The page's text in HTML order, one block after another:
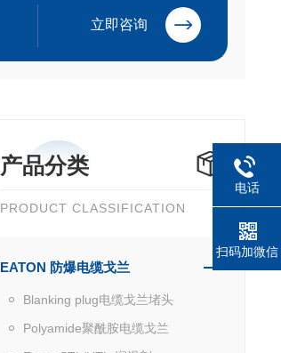
立即咨询
产品分类
PRODUCT CLASSIFICATION
EATON 防爆电缆戈兰
Blanking plug电缆戈兰堵头
Polyamide聚酰胺电缆戈兰
电话
扫码加微信